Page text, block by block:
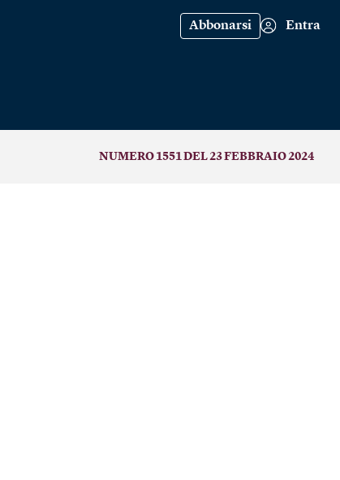
Abbonarsi Entra
NUMERO 1551 DEL 23 FEBBRAIO 2024